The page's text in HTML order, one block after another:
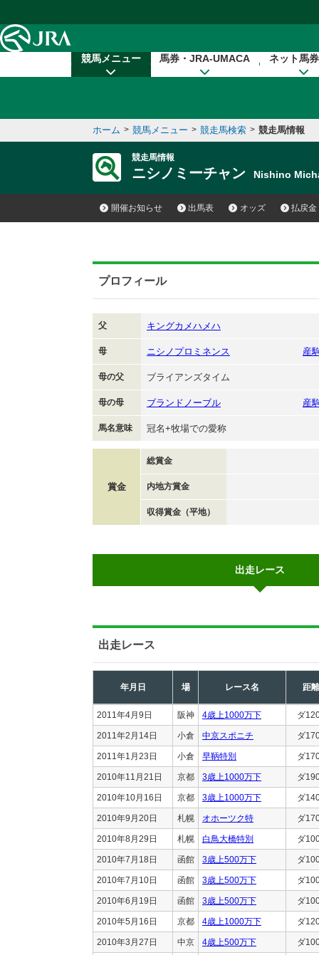
競馬メニュー 馬券・JRA-UMACA ネット馬
ホーム > 競馬メニュー > 競走馬検索 > 競走馬情報
競走馬情報
ニシノミーチャン Nishino
開催お知らせ 出馬表 オッズ 払戻金
プロフィール
父 キングカメハメハ
母 ニシノプロミネンス 産
母の父 ブライアンズタイム
母の母 ブランドノーブル 産
馬名意味 冠名+牧場での愛称
賞金
総賞金
内地方賞金
収得賞金（平地）
出走レース
出走レース
年月日 場 レース名 距離
2011年4月9日 阪神 4歳上1000万下 ダ
2011年2月14日 小倉 中京スポニチ ダ
2011年1月23日 小倉 早鞆特別 ダ
2010年11月21日 京都 3歳上1000万下 ダ
2010年10月16日 京都 3歳上1000万下 ダ
2010年9月20日 札幌 オホーツク特 ダ
2010年8月29日 札幌 白鳥大橋特別 ダ
2010年7月18日 函館 3歳上500万下 ダ
2010年7月10日 函館 3歳上500万下 ダ
2010年6月19日 函館 3歳上500万下 ダ
2010年5月16日 京都 4歳上1000万下 ダ
2010年3月27日 中京 4歳上500万下 ダ